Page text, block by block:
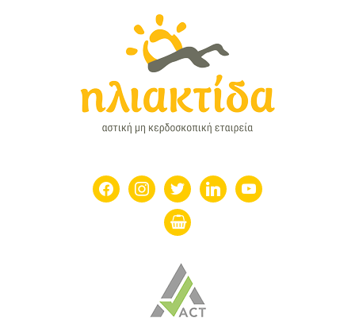
facebookinstagramtwitter linkedin youtube
shopping-
basket